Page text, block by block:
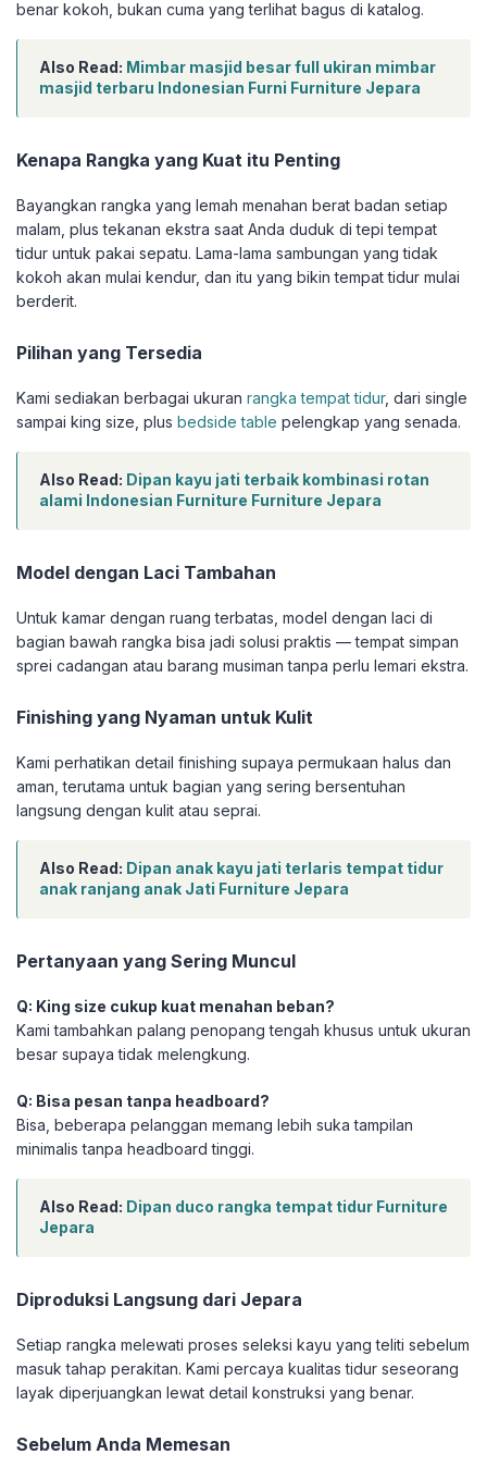
benar kokoh, bukan cuma yang terlihat bagus di katalog.
Also Read: Mimbar masjid besar full ukiran mimbar
masjid terbaru Indonesian Furni Furniture Jepara
Kenapa Rangka yang Kuat itu Penting
Bayangkan rangka yang lemah menahan berat badan setiap
malam, plus tekanan ekstra saat Anda duduk di tepi tempat
tidur untuk pakai sepatu. Lama-lama sambungan yang tidak
kokoh akan mulai kendur, dan itu yang bikin tempat tidur mulai
berderit.
Pilihan yang Tersedia
Kami sediakan berbagai ukuran rangka tempat tidur, dari single
sampai king size, plus bedside table pelengkap yang senada.
Also Read: Dipan kayu jati terbaik kombinasi rotan
alami Indonesian Furniture Furniture Jepara
Model dengan Laci Tambahan
Untuk kamar dengan ruang terbatas, model dengan laci di
bagian bawah rangka bisa jadi solusi praktis — tempat simpan
sprei cadangan atau barang musiman tanpa perlu lemari ekstra.
Finishing yang Nyaman untuk Kulit
Kami perhatikan detail finishing supaya permukaan halus dan
aman, terutama untuk bagian yang sering bersentuhan
langsung dengan kulit atau seprai.
Also Read: Dipan anak kayu jati terlaris tempat tidur
anak ranjang anak Jati Furniture Jepara
Pertanyaan yang Sering Muncul
Q: King size cukup kuat menahan beban?
Kami tambahkan palang penopang tengah khusus untuk ukuran
besar supaya tidak melengkung.
Q: Bisa pesan tanpa headboard?
Bisa, beberapa pelanggan memang lebih suka tampilan
minimalis tanpa headboard tinggi.
Also Read: Dipan duco rangka tempat tidur Furniture
Jepara
Diproduksi Langsung dari Jepara
Setiap rangka melewati proses seleksi kayu yang teliti sebelum
masuk tahap perakitan. Kami percaya kualitas tidur seseorang
layak diperjuangkan lewat detail konstruksi yang benar.
Sebelum Anda Memesan